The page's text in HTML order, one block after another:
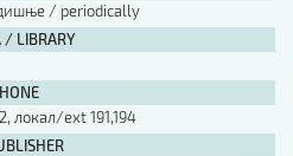
/ periodically
LIBRARY
локал/ext 191,194